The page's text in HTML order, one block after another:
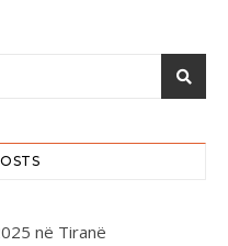
në Tiranë